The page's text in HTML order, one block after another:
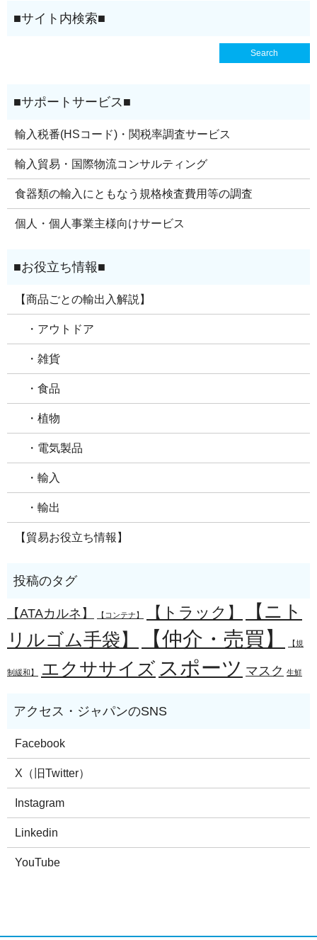
輸入税番(HSコード)・関税率調査サービス
輸入貿易・国際物流コンサルティング
食器類の輸入にともなう規格検査費用等の調査
個人・個人事業主様向けサービス
【商品ごとの輸出入解説】
・アウトドア
・雑貨
・食品
・植物
・電気製品
・輸入
・輸出
【貿易お役立ち情報】
【ATAカルネ】 【コンテナ】 【トラック】
【ニト
リルゴム手袋】
【仲介・売買】 【規
制緩和】 エクササイズ スポーツ マスク 生鮮
Facebook
X（旧Twitter）
Instagram
Linkedin
YouTube